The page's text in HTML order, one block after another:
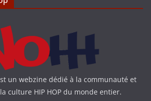
un webzine dédié à la communauté et
culture HIP HOP du monde entier.